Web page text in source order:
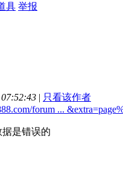
具 举报
| 只看该作者
forum ...
是错误的